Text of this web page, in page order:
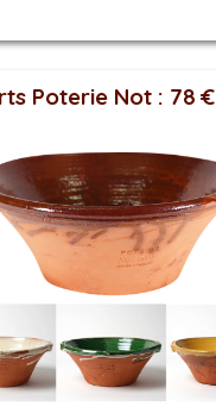
Poterie Not : 78 €